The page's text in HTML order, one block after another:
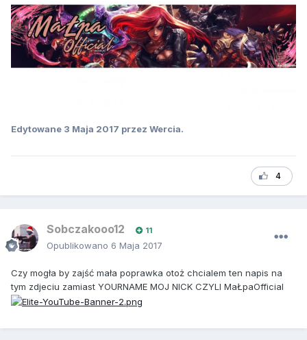
Edytowane 3 Maja 2017 przez Wercia.
4
Sobczakooo12 11
Opublikowano 6 Maja 2017
Czy mogła by zajść mała poprawka otoż chcialem ten napis na
tym zdjeciu zamiast YOURNAME MOJ NICK CZYLI MaŁpaOfficial